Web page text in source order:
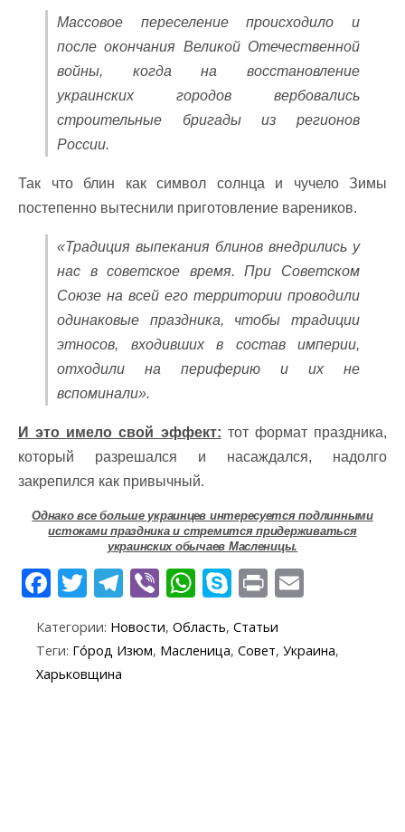
Массовое переселение происходило и
после окончания Великой Отечественной
войны, когда на восстановление
украинских городов вербовались
строительные бригады из регионов
России.
Так что блин как символ солнца и чучело Зимы
постепенно вытеснили приготовление вареников.
«Традиция выпекания блинов внедрились у
нас в советское время. При Советском
Союзе на всей его территории проводили
одинаковые праздника, чтобы традиции
этносов, входивших в состав империи,
отходили на периферию и их не
вспоминали».
И это имело свой эффект: тот формат праздника,
который разрешался и насаждался, надолго
закрепился как привычный.
Однако все больше украинцев интересуется подлинными
истоками праздника и стремится придерживаться
украинских обычаев Масленицы.
F
e
b
T
itt
er
T
e
Vi
er
W
at
S
y
p
Pr
t ai
Категории: Новости, Область, Статьи
Теги: Го́род Изюм, Масленица, Совет, Украина,
Харьковщина